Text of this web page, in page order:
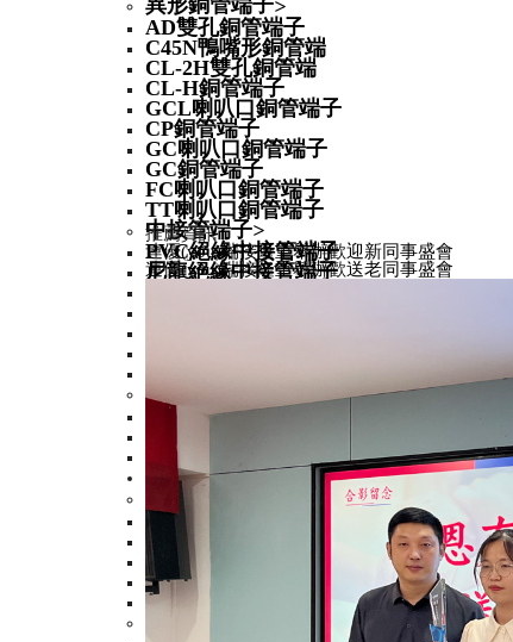
異形銅管端子>
AD雙孔銅管端子
C45N鴨嘴形銅管端
CL-2H雙孔銅管端
CL-H銅管端子
GCL喇叭口銅管端子
CP銅管端子
GC喇叭口銅管端子
GC銅管端子
FC喇叭口銅管端子
TT喇叭口銅管端子
中接管端子>
PVC絕緣中接管端子
尼龍絕緣中接管端子
歐式管形端子
尼龍絕緣歐式端子
尼龍絕緣雙線歐式端子
冷壓端子>
圓形端子
尼龍絕緣圓形端子
尼龍絕緣圓形端子加銅
無絕緣圓形端子
PVC絕緣圓形端子
易進式圓形端子
推薦資訊
連優(yōu)端接隆重舉辦歡迎新同事盛會
連優(yōu)端接隆重舉辦歡送老同事盛會